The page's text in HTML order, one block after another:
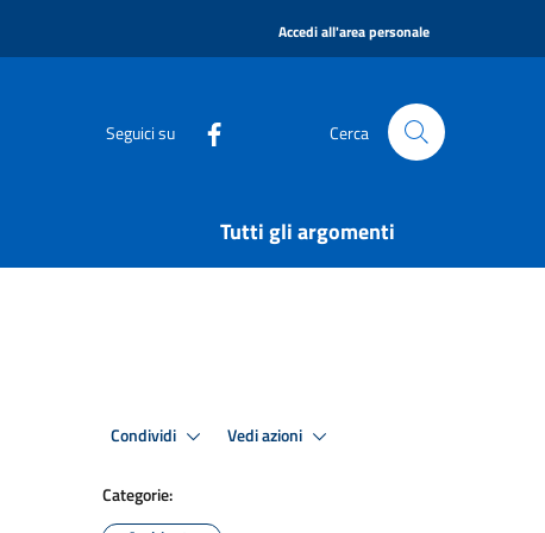
Accedi all'area personale
Seguici su Cerca
Tutti gli argomenti
Condividi Vedi azioni
Categorie: